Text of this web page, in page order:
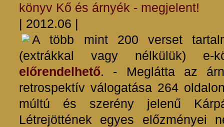
könyv Kő és árnyék - megjelent!
| 2012.06 |
A több mint 200 verset
(extrákkal vagy nélkülük)
előrendelhető. - Meglátta az
retrospektív válogatása 264
múltú és szerény jelenű
Létrejöttének egyes előzményei